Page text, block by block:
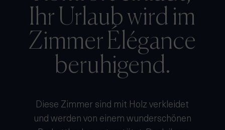
Ihr Urlaub wird im
Zimmer Élégance
beruhigend.
Diese Zimmer sind mit Holz verkleidet
und werden von einem wunderschönen